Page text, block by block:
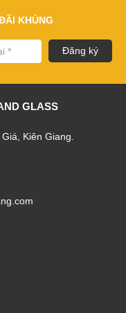
KHỦNG
GLASS
Kiên Giang.